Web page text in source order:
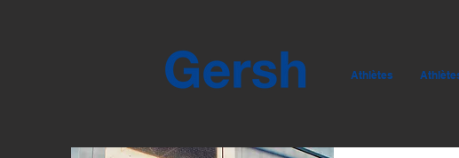
Athlètes